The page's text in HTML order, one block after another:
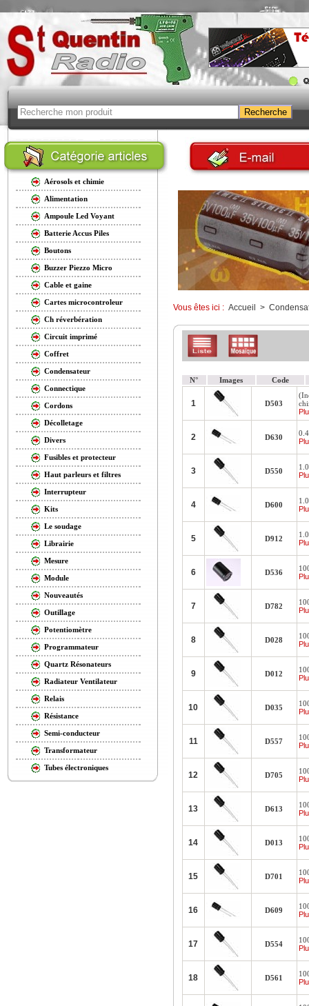
Aérosols et chimie
Alimentation
Ampoule Led Voyant
Batterie Accus Piles
Boutons
Buzzer Piezzo Micro
Cable et gaine
Cartes microcontroleur
Ch réverbération
Circuit imprimé
Coffret
Condensateur
Connectique
Cordons
Décolletage
Divers
Fusibles et protecteur
Haut parleurs et filtres
Interrupteur
Kits
Le soudage
Librairie
Mesure
Module
Nouveautés
Outillage
Potentiomètre
Programmateur
Quartz Résonateurs
Radiateur Ventilateur
Relais
Résistance
Semi-conducteur
Transformateur
Tubes électroniques
Vous êtes ici : Accueil >
N° Images Code
1 D503
2 D630
3 D550
4 D600
5 D912
6 D536
7 D782
8 D028
9 D012
10 D035
11 D557
12 D705
13 D613
14 D013
15 D701
16 D609
17 D554
18 D561